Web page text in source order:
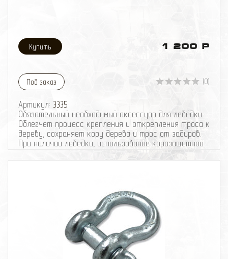
1 200 Р
Под заказ (0)
Артикул: 3335
Обязательный необходимый аксессуар для лебёдки.
Облегчет процесс крепления и открепления троса к
дереву, сохраняет кору дерева и трос от задиров.
При наличии лебедки, использование корозащитной
стропы является строго обязательным условием.
Номинальная нагрузка - 3000 кг.